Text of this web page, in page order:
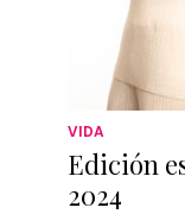
VIDA
Edición
2024